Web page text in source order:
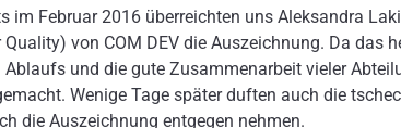
im Februar 2016 überreichten uns Aleksandra
von COM DEV die Auszeichnung. Da das
und die gute Zusammenarbeit vieler
Wenige Tage später duften auch die
die Auszeichnung entgegen nehmen.